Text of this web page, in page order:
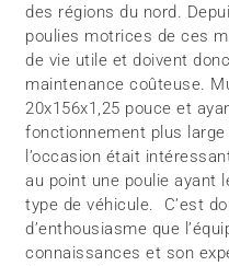
des régions du nord.
poulies motrices de ces
de vie utile et doivent
maintenance coûteuse.
20x156x1,25 pouce et
fonctionnement plus large
l’occasion était
au point une poulie ayant
type de véhicule. C’est
d’enthousiasme que
connaissances et son